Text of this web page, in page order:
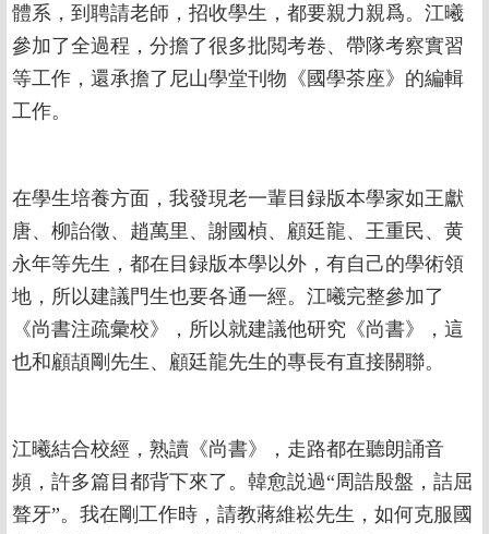
體系，到聘請老師，招收學生，都要親力親爲。江曦
參加了全過程，分擔了很多批閲考卷、帶隊考察實習
等工作，還承擔了尼山學堂刊物《國學茶座》的編輯
工作。
在學生培養方面，我發現老一輩目録版本學家如王獻
唐、柳詒徵、趙萬里、謝國楨、顧廷龍、王重民、黄
永年等先生，都在目録版本學以外，有自己的學術領
地，所以建議門生也要各通一經。江曦完整參加了
《尚書注疏彙校》，所以就建議他研究《尚書》，這
也和顧頡剛先生、顧廷龍先生的專長有直接關聯。
江曦結合校經，熟讀《尚書》，走路都在聽朗誦音
頻，許多篇目都背下來了。韓愈説過“周誥殷盤，詰屈
聱牙”。我在剛工作時，請教蔣維崧先生，如何克服國